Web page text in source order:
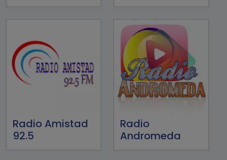
Radio Amistad
92.5
Radio
Andromeda